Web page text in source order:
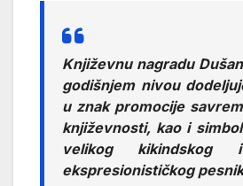
Književnu nagradu
godišnjem nivou
u znak promocije
književnosti, kao i
velikog kikindskog
ekspresionističkog